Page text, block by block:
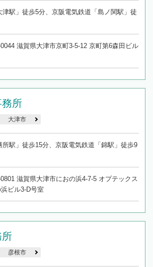
津駅」徒歩5分、京阪電気鉄道「島ノ関駅」徒
滋賀県大津市京町3-5-12 京町第6森田ビル
所
大津市
所駅」徒歩15分、京阪電気鉄道「錦駅」徒歩9
滋賀県大津市におの浜4-7-5 オプテックス
ビル3-D号室
所
彦根市